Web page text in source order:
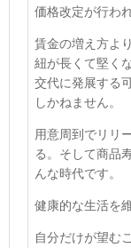
価格改定が行わ
賃金の増え方よ
紐が長くて堅く
交代に発展する
しかねません。
用意周到でリリ
る。そして商品
んな時代です。
健康的な生活を
自分だけが望む